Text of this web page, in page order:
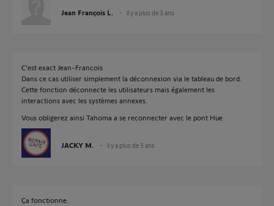
Jean François L. il y a plus de 3 ans
C'est exact Jean-Francois
Dans ce cas utiliser simplement la déconnexion via le tableau de bord.
Cette fonction déconnecte les utilisateurs mais également les
interactions avec les systèmes annexes.
Vous obligerez ainsi Tahoma a se reconnecter avec le pont Hue
JACKY M. il y a plus de 3 ans
Ça fonctionne.